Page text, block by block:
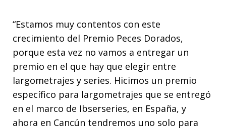
“Estamos muy contentos con este
crecimiento del Premio Peces Dorados,
porque esta vez no vamos a entregar un
premio en el que hay que elegir entre
largometrajes y series. Hicimos un premio
específico para largometrajes que se entregó
en el marco de Ibserseries, en España, y
ahora en Cancún tendremos uno solo para